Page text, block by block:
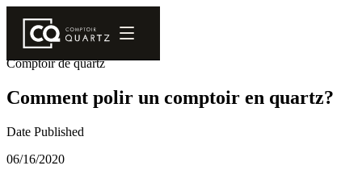
Comptoir de quartz
Comment polir un comptoir en quartz?
Date Published
06/16/2020